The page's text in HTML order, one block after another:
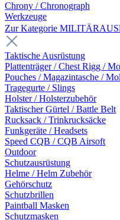
Chrony / Chronograph
Werkzeuge
Zur Kategorie
Taktische Ausrüstung
Plattenträger / Chest Rigg /
Pouches / Magazintasche /
Tragegurte / Slings
Holster / Holsterzubehör
Taktischer Gürtel / Battle Belt
Rucksack / Trinkrucksäcke
Funkgeräte / Headsets
Speed CQB / CQB Airsoft
Outdoor
Schutzausrüstung
Helme / Helm Zubehör
Gehörschutz
Schutzbrillen
Paintball Masken
Schutzmasken